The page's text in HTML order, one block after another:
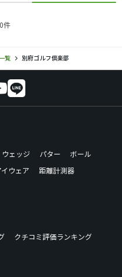
件
覧 別府ゴルフ倶楽部
ウェッジ パター
ボール
イウェア
距離計測器
クチコミ評価ランキング